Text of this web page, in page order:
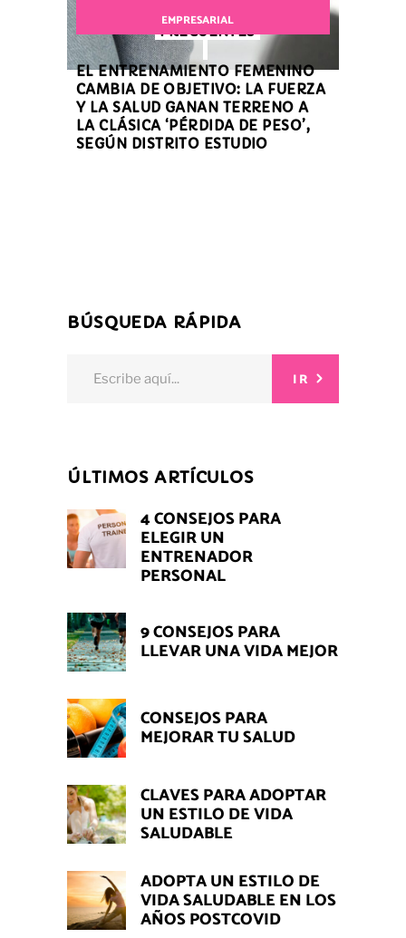
FRECUENTES
EMPRESARIAL
EL ENTRENAMIENTO FEMENINO
CAMBIA DE OBJETIVO: LA FUERZA
Y LA SALUD GANAN TERRENO A
LA CLÁSICA ‘PÉRDIDA DE PESO’,
SEGÚN DISTRITO ESTUDIO
BÚSQUEDA RÁPIDA
IR
ÚLTIMOS ARTÍCULOS
4 CONSEJOS PARA
ELEGIR UN
ENTRENADOR
PERSONAL
9 CONSEJOS PARA
LLEVAR UNA VIDA MEJOR
CONSEJOS PARA
MEJORAR TU SALUD
CLAVES PARA ADOPTAR
UN ESTILO DE VIDA
SALUDABLE
ADOPTA UN ESTILO DE
VIDA SALUDABLE EN LOS
AÑOS POSTCOVID